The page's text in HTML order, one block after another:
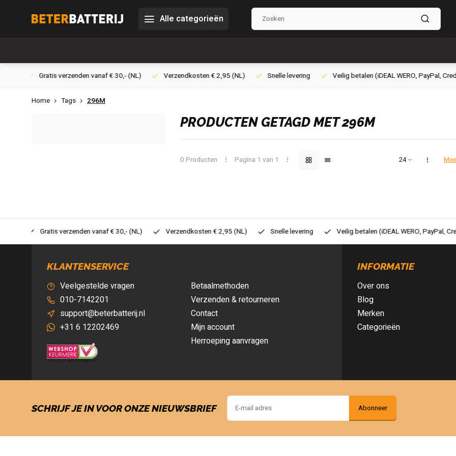
Alle categorieën
Verzendkosten € 2,95 (NL) Snelle levering Veilig betalen (iDEAL WERO, PayPal, Credit card of Achteraf betalen)
Home Tags 296M
PRODUCTEN GETAGD MET 296M
0 Producten Pagina 1 van 1
Verzendkosten € 2,95 (NL) Snelle levering Veilig betalen (iDEAL WERO, PayPal, Credit card of Achteraf betalen)
KLANTENSERVICE
Veelgestelde vragen
010-7142201
support@beterbatterij.nl
+31 6 12202469
Betaalmethoden
Verzenden & retourneren
Contact
Mijn account
Herroeping aanvragen
INFORMATIE
Over ons
Blog
Merken
Categorieën
SCHRIJF JE IN VOOR ONZE NIEUWSBRIEF Abonneer